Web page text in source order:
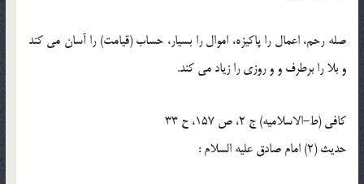
صله رحم، اعمال را پاكيزه، اموال را بسيار، حساب (قيامت) را آسان مى‏ كند
و بلا را برطرف و و روزی را زیاد می کند.
كافى (ط-الاسلامیه) ج 2، ص 157، ح 33
حدیث (2) امام صادق عليه السلام :